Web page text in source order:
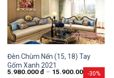
-30%
Đèn Chùm Nến (15, 18) Tay
Gốm Xanh 2021
5.980.000đ – 15.900.000 đ